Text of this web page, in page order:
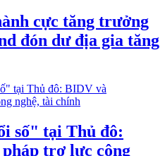
cực tăng trưởng
đón dư địa gia tăng
số" tại Thủ đô:
trợ lực công